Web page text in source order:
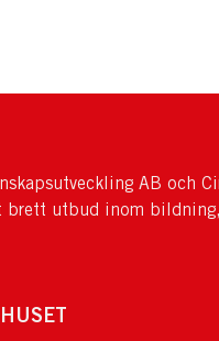
AB och
brett utbud inom bildning,